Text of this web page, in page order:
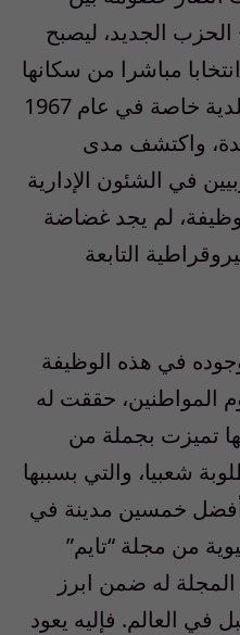
الجديد، ليصبح
مباشرا من سكانها
منذ تحويلها إلى مقاطعة بلدية خاصة في عام 1967
واكتشف مدى
في الشئون الإدارية
لم يجد غضاضة
التابعة
في هذه الوظيفة
المواطنين، حققت له
تميزت بجملة من
شعبيا، والتي بسببها
خمسين مدينة في
من مجلة “تايم”
المجلة له ضمن ابرز
في العالم. فإليه يعود